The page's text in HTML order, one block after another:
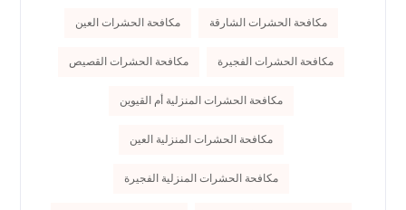
مكافحة الحشرات الشارقة مكافحة الحشرات العين
مكافحة الحشرات الفجيرة مكافحة الحشرات القصيص
مكافحة الحشرات المنزلية أم القيوين
مكافحة الحشرات المنزلية العين
مكافحة الحشرات المنزلية الفجيرة